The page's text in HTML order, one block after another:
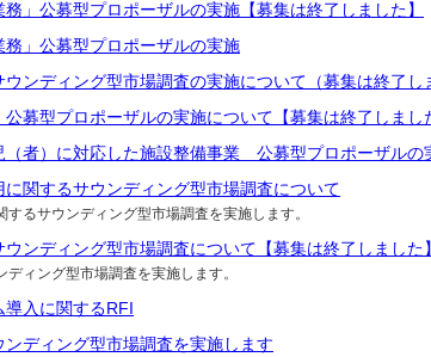
」公募型プロポーザルの実施【募集は終了しました】
務」公募型プロポーザルの実施
ンディング型市場調査の実施について（募集は終了し
募型プロポーザルの実施について【募集は終了しまし
（者）に対応した施設整備事業 公募型プロポーザルの
関するサウンディング型市場調査について
るサウンディング型市場調査を実施します。
ンディング型市場調査について【募集は終了しました】
ィング型市場調査を実施します。
入に関するRFI
ディング型市場調査を実施します